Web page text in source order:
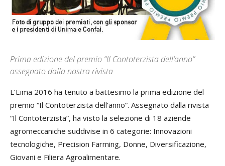
Prima edizione del premio “Il Contoterzista dell’anno”
assegnato dalla nostra rivista
L’Eima 2016 ha tenuto a battesimo la prima edizione del
premio “Il Contoterzista dell’anno”. Assegnato dalla rivista
“Il Contoterzista”, ha visto la selezione di 18 aziende
agromeccaniche suddivise in 6 categorie: Innovazioni
tecnologiche, Precision Farming, Donne, Diversificazione,
Giovani e Filiera Agroalimentare.